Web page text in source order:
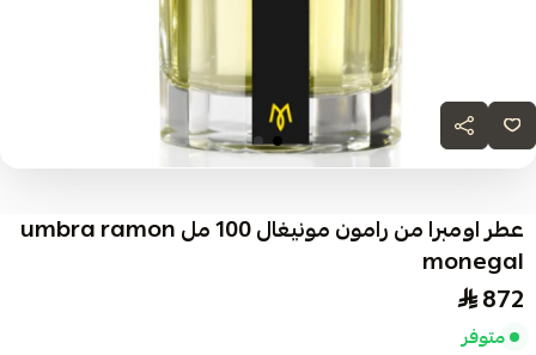
عطر اومبرا من رامون مونيغال 100 مل umbra ramon
monegal
872
متوفر